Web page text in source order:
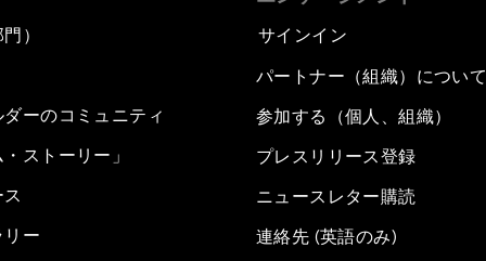
）
ーのコミュニティ
ストーリー」
リー
サインイン
パートナー（組織）につい
参加する（個人、組織）
プレスリリース登録
ニュースレター購読
連絡先 (英語のみ)